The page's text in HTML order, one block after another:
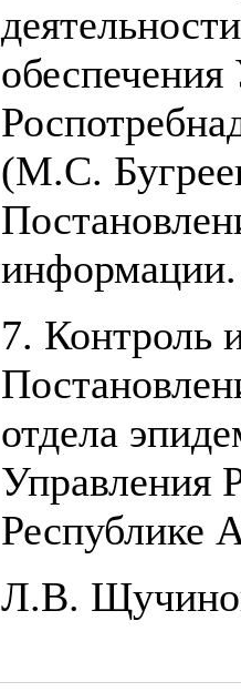
(М.С.
информации.
7. Контроль
отдела
Управления
Республике
Л.В.